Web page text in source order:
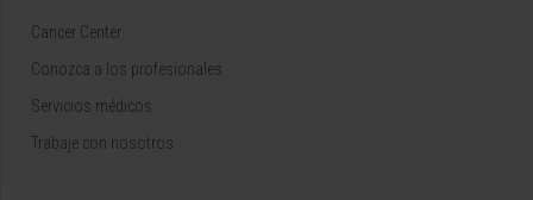
Cancer Center
Conozca a los profesionales
Servicios médicos
Trabaje con nosotros